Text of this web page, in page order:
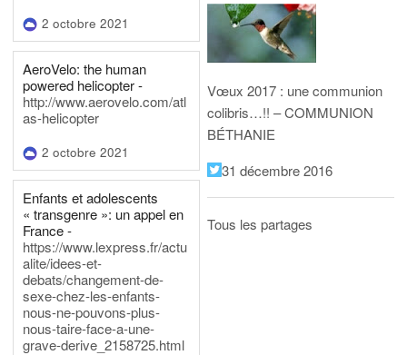
2 octobre 2021
AeroVelo: the human
powered helicopter -
http://www.aerovelo.com/atl
as-helicopter
2 octobre 2021
Enfants et adolescents
« transgenre »: un appel en
France -
https://www.lexpress.fr/actu
alite/idees-et-
debats/changement-de-
sexe-chez-les-enfants-
nous-ne-pouvons-plus-
nous-taire-face-a-une-
grave-derive_2158725.html
Vœux 2017 : une communion
colibris…!! – COMMUNION
BÉTHANIE
31 décembre 2016
Tous les partages